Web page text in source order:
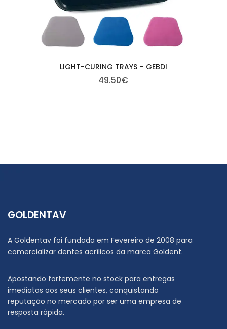
LIGHT-CURING TRAYS – GEBDI
49.50€
GOLDENTAV
A Goldentav foi fundada em Fevereiro de 2008 para
comercializar dentes acrílicos da marca Goldent.
Apostando fortemente no stock para entregas
imediatas aos seus clientes, conquistando
reputação no mercado por ser uma empresa de
resposta rápida.